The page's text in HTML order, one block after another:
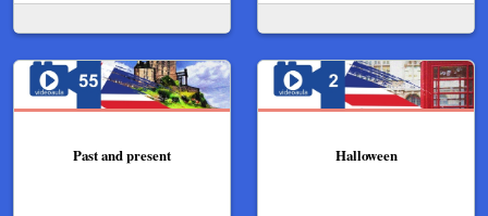
Past and present Halloween